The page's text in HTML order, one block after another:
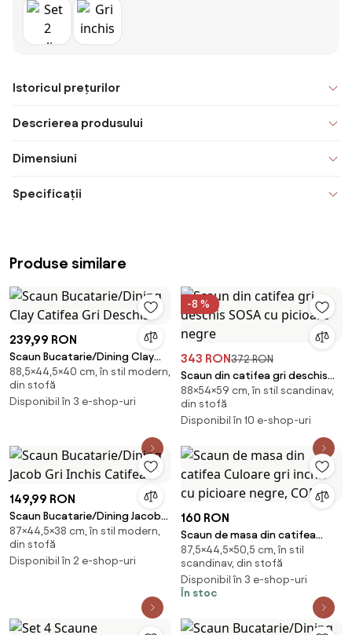
Istoricul prețurilor
Descrierea produsului
Dimensiuni
Specificații
Produse similare
239,99 RON
Scaun Bucatarie/Dining Clay
Catifea Gri Deschis
88,5×44,5×40 cm, în stil modern,
din stofă
Disponibil în 3 e-shop-uri
-8 %
343 RON372 RON
Scaun din catifea gri deschis
SOSA cu picioare negre
88×54×59 cm, în stil scandinav,
din stofă
Disponibil în 10 e-shop-uri
149,99 RON
Scaun Bucatarie/Dining Jacob
Gri Inchis Catifea
87×44,5×38 cm, în stil modern,
din stofă
Disponibil în 2 e-shop-uri
160 RON
Scaun de masa din catifea
Culoare gri inchis cu picioare
negre, COMO
87,5×44,5×50,5 cm, în stil
scandinav, din stofă
Disponibil în 3 e-shop-uri
În stoc